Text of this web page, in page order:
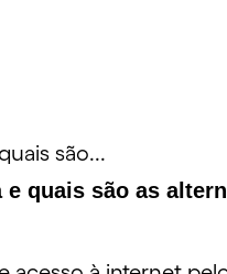
são...
quais são as